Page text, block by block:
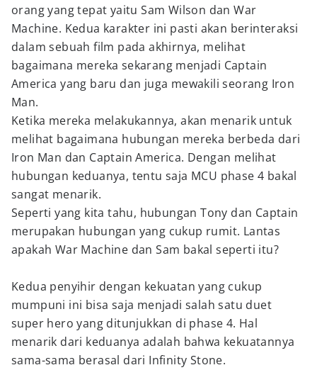
orang yang tepat yaitu Sam Wilson dan War
Machine. Kedua karakter ini pasti akan berinteraksi
dalam sebuah film pada akhirnya, melihat
bagaimana mereka sekarang menjadi Captain
America yang baru dan juga mewakili seorang Iron
Man.
Ketika mereka melakukannya, akan menarik untuk
melihat bagaimana hubungan mereka berbeda dari
Iron Man dan Captain America. Dengan melihat
hubungan keduanya, tentu saja MCU phase 4 bakal
sangat menarik.
Seperti yang kita tahu, hubungan Tony dan Captain
merupakan hubungan yang cukup rumit. Lantas
apakah War Machine dan Sam bakal seperti itu?
Kedua penyihir dengan kekuatan yang cukup
mumpuni ini bisa saja menjadi salah satu duet
super hero yang ditunjukkan di phase 4. Hal
menarik dari keduanya adalah bahwa kekuatannya
sama-sama berasal dari Infinity Stone.